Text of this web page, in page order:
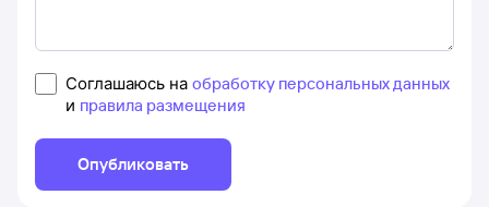
Соглашаюсь на обработку персональных данных
и правила размещения
Опубликовать